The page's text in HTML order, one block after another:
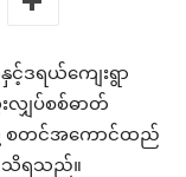
င့်ဒရယ်ကျေးရွာ
ျှပ်စစ်ဓာတ်
စတင်အကောင်ထည်
သိရသည်။